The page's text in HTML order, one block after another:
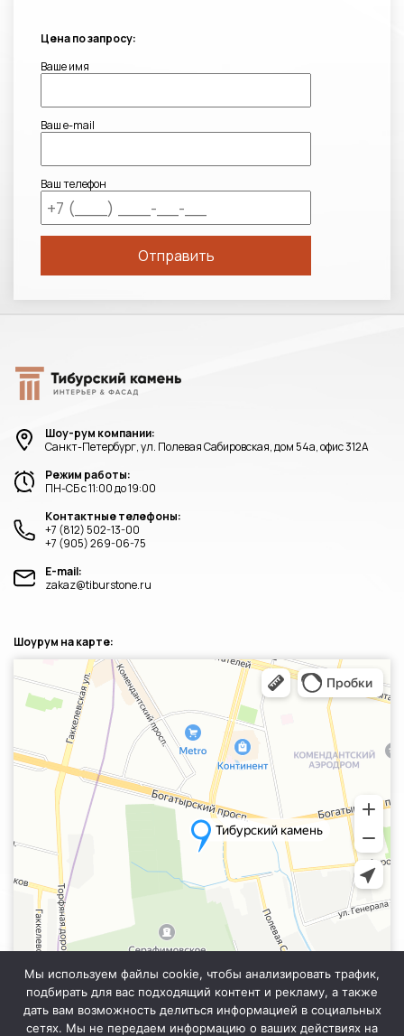
Цена по запросу:
Ваше имя
Ваш e-mail
Ваш телефон
Мы используем файлы cookie, чтобы анализировать трафик,
подбирать для вас подходящий контент и рекламу, а также
дать вам возможность делиться информацией в социальных
сетях. Мы не передаем информацию о ваших действиях на
Шоу-рум компании:
Санкт-Петербург, ул. Полевая Сабировская, дом 54а, офис 312А
Режим работы:
ПН-СБ с 11:00 до 19:00
Контактные телефоны:
+7 (812) 502-13-00
+7 (905) 269-06-75
E-mail:
zakaz@tiburstone.ru
Шоурум на карте:
Санкт‑Петербург
Яндекс.Карты — транспорт, навигация, поиск мест